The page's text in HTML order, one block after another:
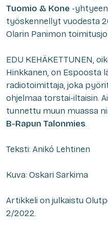
Tuomio & Kone -
työskennellyt vuodesta
Olarin Panimon
EDU KEHÄKETTUNEN,
Hinkkanen, on Espoosta
radiotoimittaja, joka
ohjelmaa torstai-iltaisin.
tunnettu muun muassa
B-Rapun Talonmies.
Teksti: Anikó Lehtinen
Kuva: Oskari Sarkima
Artikkeli on julkaistu
2/2022.